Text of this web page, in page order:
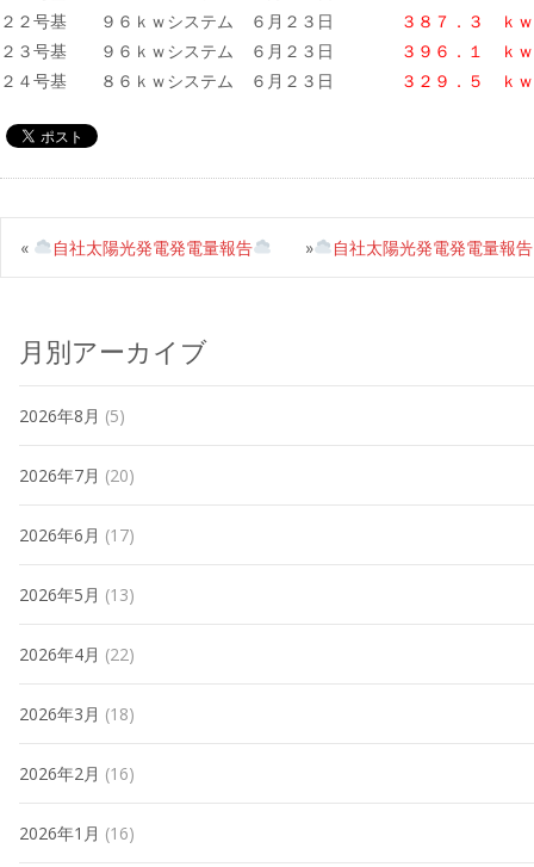
２２号基 ９６ｋｗシステム ６月２３日
３８７．３ ｋｗ
２３号基 ９６ｋｗシステム ６月２３日
３９６．１ ｋｗ
２４号基 ８６ｋｗシステム ６月２３日
３２９．５ ｋｗ
« 自社太陽光発電発電量報告 自社太陽光発電発電量報告
»
月別アーカイブ
2026年8月 (5)
2026年7月 (20)
2026年6月 (17)
2026年5月 (13)
2026年4月 (22)
2026年3月 (18)
2026年2月 (16)
2026年1月 (16)